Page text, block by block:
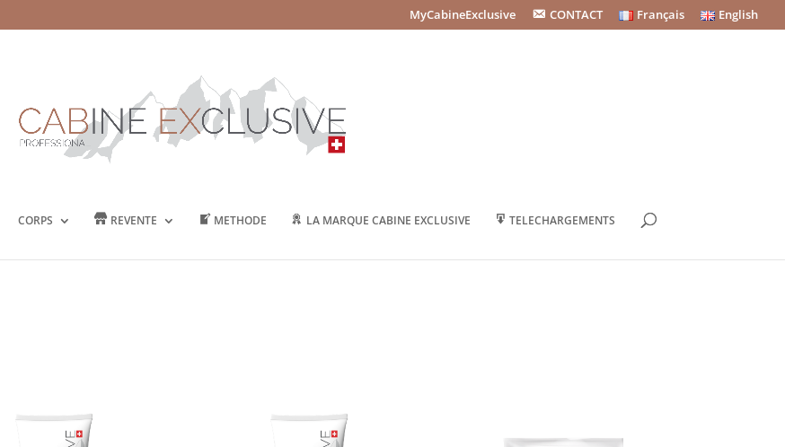
MyCabineExclusive CONTACT Français English
CORPS REVENTE METHODE LA MARQUE CABINE EXCLUSIVE TELECHARGEMENTS